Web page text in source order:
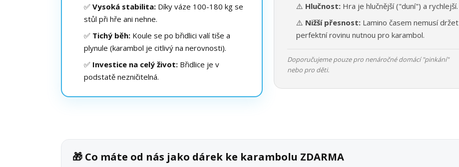
✅ Vysoká stabilita: Díky váze 100-180 kg se
stůl při hře ani nehne.
✅ Tichý běh: Koule se po břidlici valí tiše a
plynule (karambol je citlivý na nerovnosti).
✅ Investice na celý život: Břidlice je v
podstatě nezničitelná.
⚠️ Hlučnost:Hra je hlučnější ("duní") a rychlejší.
⚠️ Nižší přesnost:Lamino časem nemusí držet
perfektní rovinu nutnou pro karambol.
Doporučujeme pouze pro nenáročné domácí "pinkání"
nebo pro děti.
🎁 Co máte od nás jako dárek ke karambolu ZDARMA